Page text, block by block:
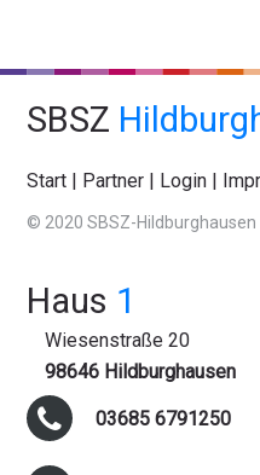
SBSZ
Start Partner Login
© 2020 SBSZ-Hildburghausen
Haus 1
Wiesenstraße 20
98646 Hildburghausen
03685 6791250